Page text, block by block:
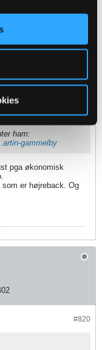
ham:
gammelby
pga økonomisk
er højreback. Og
#820